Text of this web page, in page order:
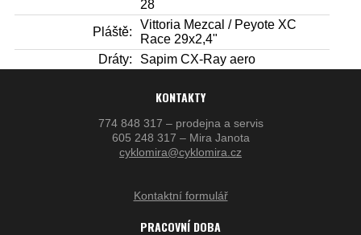
28
Pláště:
Vittoria Mezcal / Peyote XC
Race 29x2,4"
Dráty:
Sapim CX-Ray aero
KONTAKTY
774 848 317 – prodejna a servis
605 248 317 – Mira Janota
cyklomira@cyklomira.cz
Kontaktní formulář
PRACOVNÍ DOBA